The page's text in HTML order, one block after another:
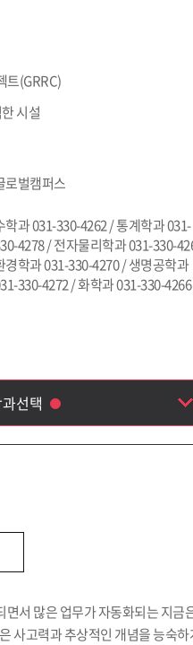
트(GRRC)
시설
로벌캠퍼스
학과 031-330-4262 / 통계학과 031-
4278 / 전자물리학과 031-330-
경학과 031-330-4270 / 생명공학과
330-4272 / 화학과 031-330-4266
선택
학과
공학과
서 많은 업무가 자동화되는 지금
사고력과 추상적인 개념을 능숙